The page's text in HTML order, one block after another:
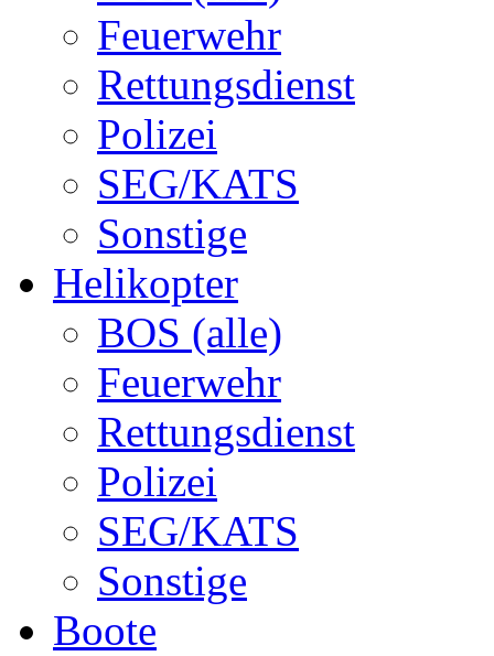
Feuerwehr
Rettungsdienst
Polizei
SEG/KATS
Sonstige
Helikopter
BOS (alle)
Feuerwehr
Rettungsdienst
Polizei
SEG/KATS
Sonstige
Boote